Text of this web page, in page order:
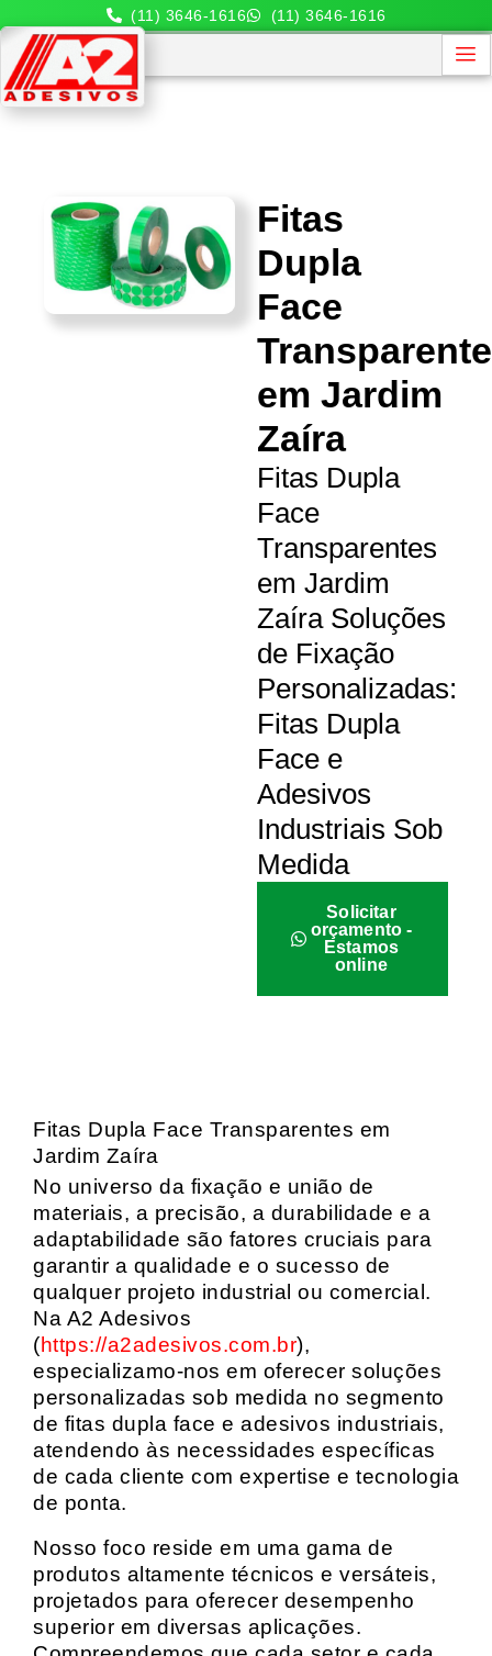
(11) 3646-1616 (11) 3646-1616
Fitas
Dupla
Face
em Jardim
Zaíra
Fitas Dupla
Face
Transparentes
em Jardim
Zaíra Soluções
de Fixação
Personalizadas:
Fitas Dupla
Face e
Adesivos
Industriais Sob
Medida
Solicitar
orçamento -
Estamos
online
Fitas Dupla Face Transparentes em
Jardim Zaíra
No universo da fixação e união de
materiais, a precisão, a durabilidade e a
adaptabilidade são fatores cruciais para
garantir a qualidade e o sucesso de
qualquer projeto industrial ou comercial.
Na A2 Adesivos
(https://a2adesivos.com.br),
especializamo-nos em oferecer soluções
personalizadas sob medida no segmento
de fitas dupla face e adesivos industriais,
atendendo às necessidades específicas
de cada cliente com expertise e tecnologia
de ponta.
Nosso foco reside em uma gama de
produtos altamente técnicos e versáteis,
projetados para oferecer desempenho
superior em diversas aplicações.